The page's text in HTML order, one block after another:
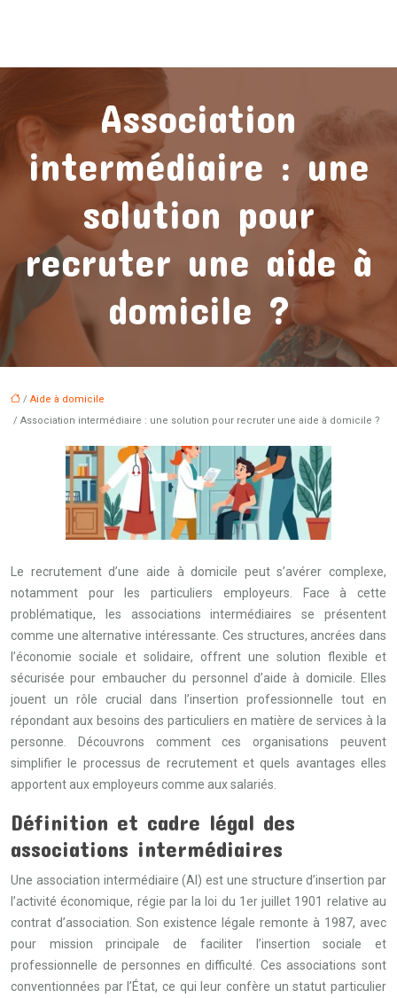
Association
intermédiaire : une
solution pour
recruter une aide à
domicile ?
/ Aide à domicile
/ Association intermédiaire : une solution pour recruter une aide à domicile ?
Le recrutement d’une aide à domicile peut s’avérer complexe,
notamment pour les particuliers employeurs. Face à cette
problématique, les associations intermédiaires se présentent
comme une alternative intéressante. Ces structures, ancrées dans
l’économie sociale et solidaire, offrent une solution flexible et
sécurisée pour embaucher du personnel d’aide à domicile. Elles
jouent un rôle crucial dans l’insertion professionnelle tout en
répondant aux besoins des particuliers en matière de services à la
personne. Découvrons comment ces organisations peuvent
simplifier le processus de recrutement et quels avantages elles
apportent aux employeurs comme aux salariés.
Définition et cadre légal des
associations intermédiaires
Une association intermédiaire (AI) est une structure d’insertion par
l’activité économique, régie par la loi du 1er juillet 1901 relative au
contrat d’association. Son existence légale remonte à 1987, avec
pour mission principale de faciliter l’insertion sociale et
professionnelle de personnes en difficulté. Ces associations sont
conventionnées par l’État, ce qui leur confère un statut particulier